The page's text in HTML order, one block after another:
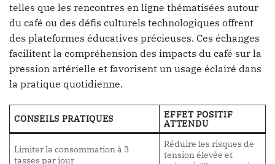
telles que les rencontres en ligne thématisées autour
du café ou des défis culturels technologiques offrent
des plateformes éducatives précieuses. Ces échanges
facilitent la compréhension des impacts du café sur la
pression artérielle et favorisent un usage éclairé dans
la pratique quotidienne.
CONSEILS PRATIQUES EFFET POSITIF
ATTENDU
Limiter la consommation à 3
tasses par jour
Réduire les risques de
tension élevée et